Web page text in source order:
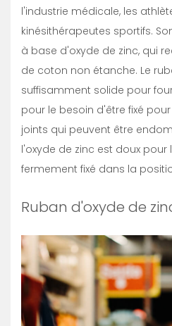
l'industrie médicale, les
kinésithérapeutes sportifs.
à base d'oxyde de zinc, qui
de coton non étanche. Le
suffisamment solide pour
pour le besoin d'être fixé
joints qui peuvent être
l'oxyde de zinc est doux pour
fermement fixé dans la
Ruban d'oxyde de